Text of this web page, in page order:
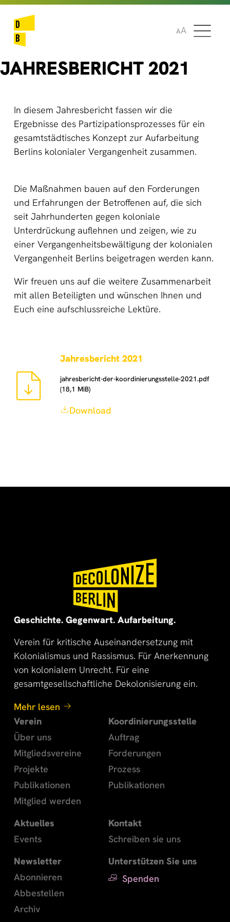
AA
JAHRESBERICHT 2021
In diesem Jahresbericht fassen wir die
Ergebnisse des Partizipationsprozesses für ein
gesamtstädtisches Konzept zur Aufarbeitung
Berlins kolonialer Vergangenheit zusammen.
Die Maßnahmen bauen auf den Forderungen
und Erfahrungen der Betroffenen auf, die sich
seit Jahrhunderten gegen koloniale
Unterdrückung auflehnen und zeigen, wie zu
einer Vergangenheitsbewältigung der kolonialen
Vergangenheit Berlins beigetragen werden kann.
Wir freuen uns auf die weitere Zusammenarbeit
mit allen Beteiligten und wünschen Ihnen und
Euch eine aufschlussreiche Lektüre.
Jahresbericht 2021
jahresbericht-der-koordinierungsstelle-2021.pdf
(18,1 MiB)
Download
🌍
🌞
Geschichte. Gegenwart. Aufarbeitung.
Verein für kritische Auseinandersetzung mit
Kolonialismus und Rassismus. Für Anerkennung
von kolonialem Unrecht. Für eine
gesamtgesellschaftliche Dekolonisierung ein.
Mehr lesen
Verein
Über uns
Mitgliedsvereine
Projekte
Publikationen
Mitglied werden
Koordinierungsstelle
Auftrag
Forderungen
Prozess
Publikationen
Aktuelles
Events
Kontakt
Schreiben sie uns
Newsletter
Abonnieren
Abbestellen
Archiv
Unterstützen Sie uns
Spenden